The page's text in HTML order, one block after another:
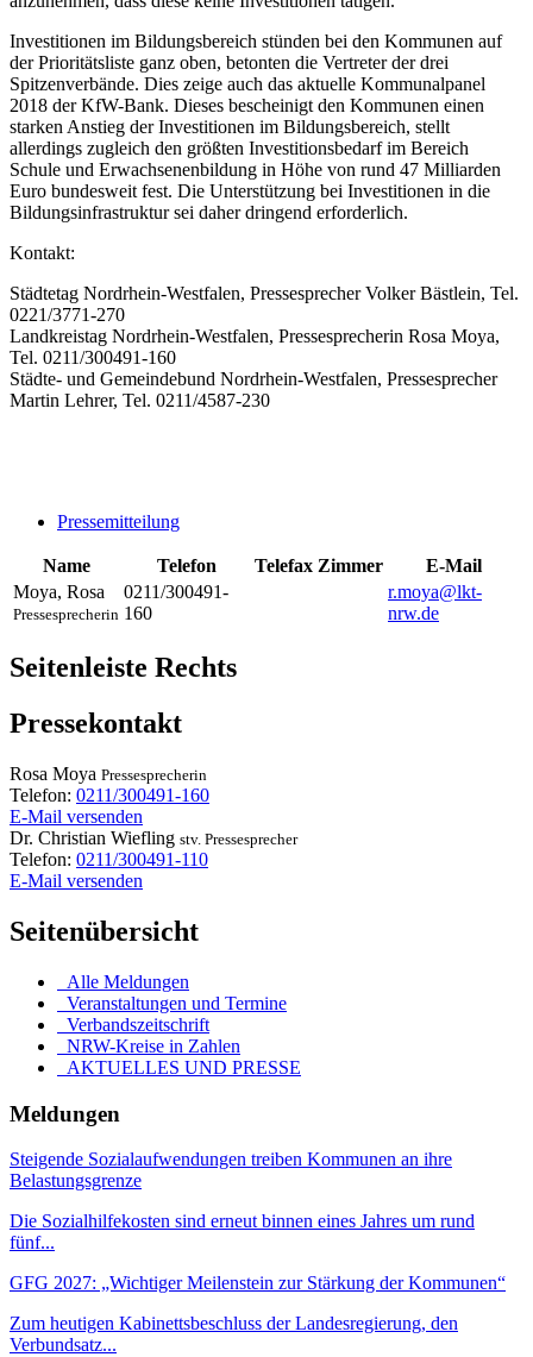
Investitionen im Bildungsbereich stünden bei den Kommunen auf
der Prioritätsliste ganz oben, betonten die Vertreter der drei
Spitzenverbände. Dies zeige auch das aktuelle Kommunalpanel
2018 der KfW-Bank. Dieses bescheinigt den Kommunen einen
starken Anstieg der Investitionen im Bildungsbereich, stellt
allerdings zugleich den größten Investitionsbedarf im Bereich
Schule und Erwachsenenbildung in Höhe von rund 47 Milliarden
Euro bundesweit fest. Die Unterstützung bei Investitionen in die
Bildungsinfrastruktur sei daher dringend erforderlich.
Kontakt:
Städtetag Nordrhein-Westfalen, Pressesprecher Volker Bästlein, Tel.
0221/3771-270
Landkreistag Nordrhein-Westfalen, Pressesprecherin Rosa Moya,
Tel. 0211/300491-160
Städte- und Gemeindebund Nordrhein-Westfalen, Pressesprecher
Martin Lehrer, Tel. 0211/4587-230
Pressemitteilung
Name Telefon Telefax Zimmer
E-Mail
Moya, Rosa
Pressesprecherin
0211/300491-
160
r.moya@lkt-
nrw.de
Seitenleiste Rechts
Pressekontakt
Rosa Moya Pressesprecherin
Telefon: 0211/300491-160
E-Mail versenden
Dr. Christian Wiefling stv. Pressesprecher
Telefon: 0211/300491-110
E-Mail versenden
Seitenübersicht
Alle Meldungen
Veranstaltungen und Termine
Verbandszeitschrift
NRW-Kreise in Zahlen
AKTUELLES UND PRESSE
Meldungen
Steigende Sozialaufwendungen treiben Kommunen an ihre
Belastungsgrenze
Die Sozialhilfekosten sind erneut binnen eines Jahres um rund
fünf...
GFG 2027: „Wichtiger Meilenstein zur Stärkung der Kommunen“
Zum heutigen Kabinettsbeschluss der Landesregierung, den
Verbundsatz...